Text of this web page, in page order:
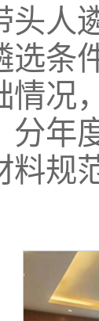
头人
选条
情况
分年
料规